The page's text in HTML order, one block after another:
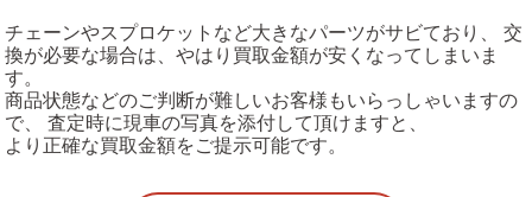
チェーンやスプロケットなど大きなパーツがサビており、 交
換が必要な場合は、やはり買取金額が安くなってしまいま
す。
商品状態などのご判断が難しいお客様もいらっしゃいますの
で、 査定時に現車の写真を添付して頂けますと、
より正確な買取金額をご提示可能です。